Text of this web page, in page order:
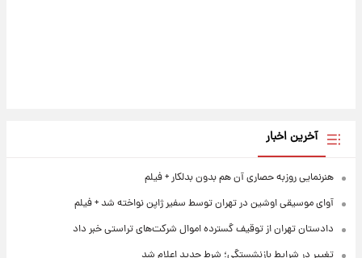
آخرین اخبار
هنرنمایی روزبه حصاری آن هم بدون بدلکار + فیلم
آوای موسیقی اوشین در تهران توسط سفیر ژاپن نواخته شد + فیلم
دادستان تهران از توقیف گسترده اموال شرکت‌های تراستی خبر داد